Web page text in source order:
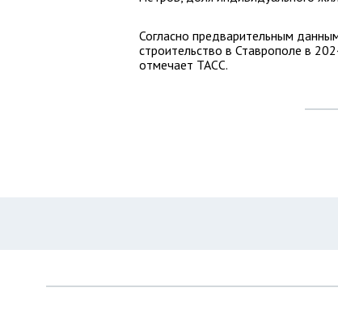
Согласно предварительным
строительство в Ставрополе в
отмечает ТАСС.